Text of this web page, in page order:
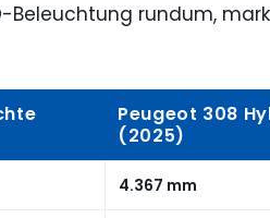
Beleuchtung rundum,
Peugeot 308
(2025)
4.367 mm